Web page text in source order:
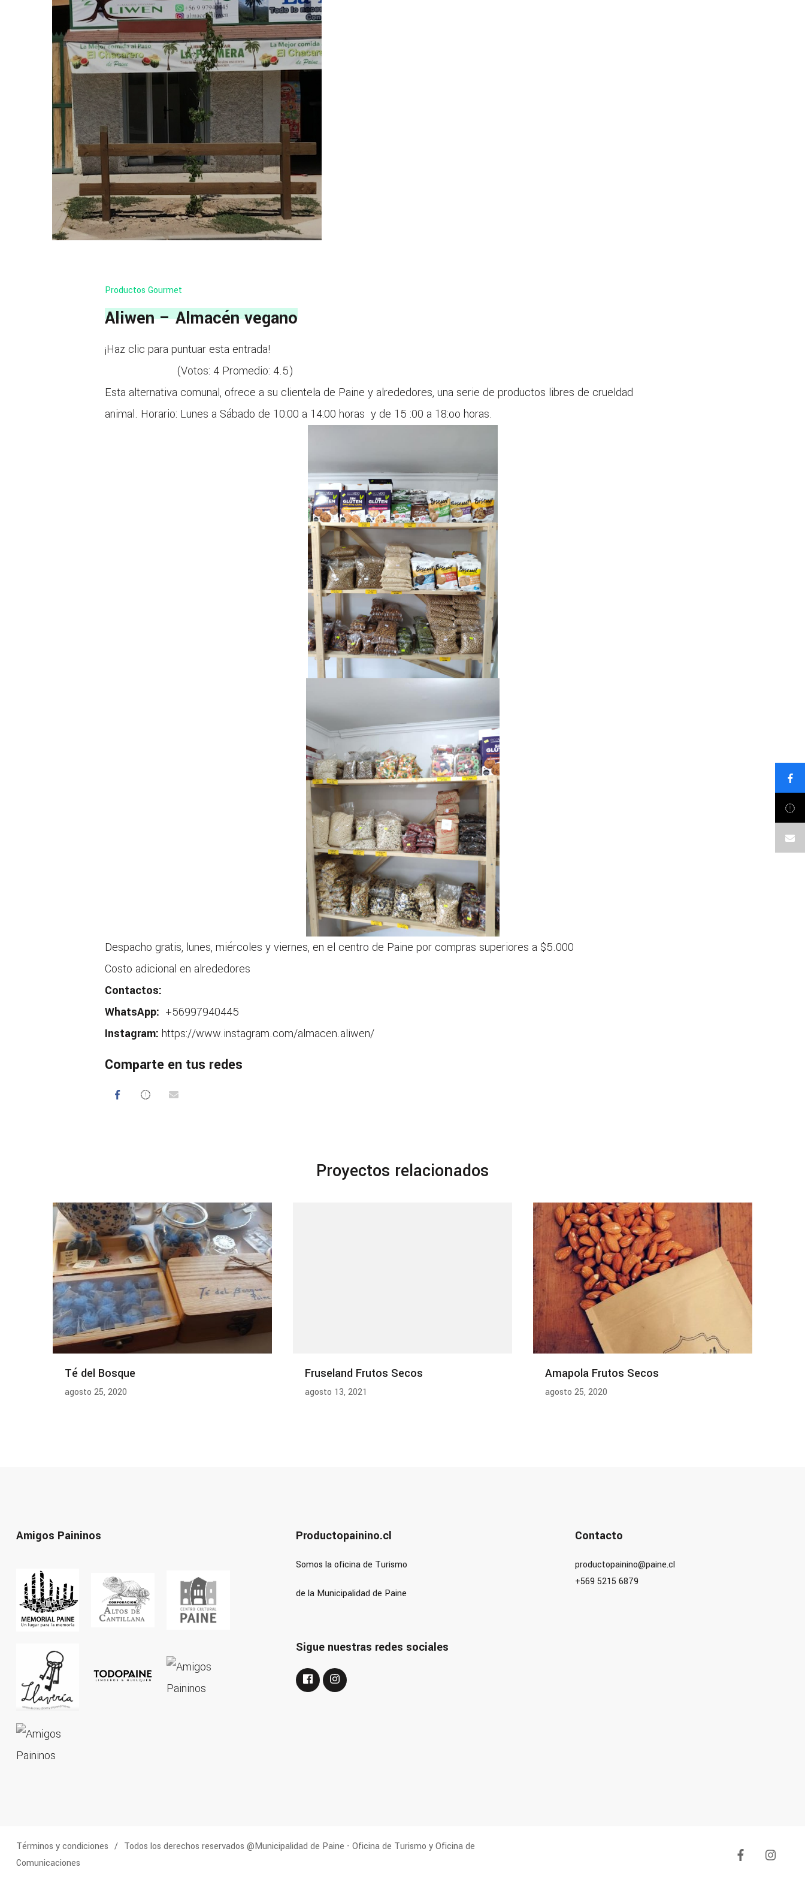
Productos Gourmet
Aliwen – Almacén vegano
¡Haz clic para puntuar esta entrada!
(Votos: 4Promedio: 4.5)
Esta alternativa comunal, ofrece a su clientela de Paine y alrededores, una serie de productos libres de crueldad
animal. Horario: Lunes a Sábado de 10:00 a 14:00 horas y de 15 :00 a 18:oo horas.
Despacho gratis, lunes, miércoles y viernes, en el centro de Paine por compras superiores a $5.000
Costo adicional en alrededores
Contactos:
WhatsApp: +56997940445
Instagram: https://www.instagram.com/almacen.aliwen/
Comparte en tus redes
Proyectos relacionados
Té del Bosque
agosto 25, 2020
Fruseland Frutos Secos
agosto 13, 2021
Amapola Frutos Secos
agosto 25, 2020
Amigos Paininos Productopainino.cl
Somos la oficina de Turismo
de la Municipalidad de Paine
Sigue nuestras redes sociales
Contacto
productopainino@paine.cl
+569 5215 6879
Términos y condiciones
Todos los derechos reservados @Municipalidad de Paine - Oficina de Turismo y Oficina de
Comunicaciones